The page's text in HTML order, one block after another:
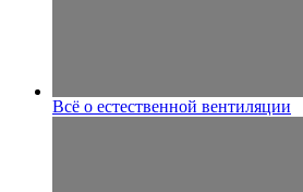
Всё о естественной вентиляции